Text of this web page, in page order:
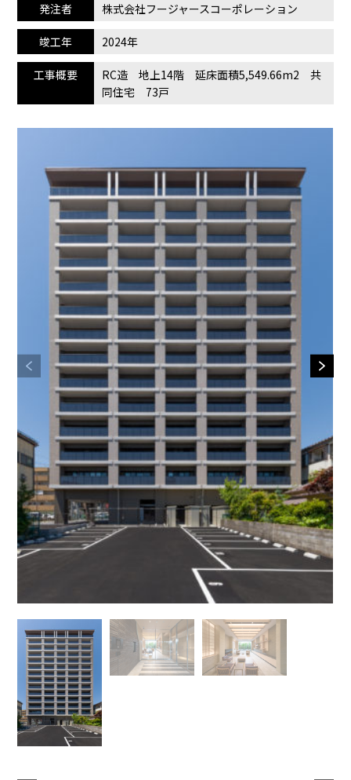
発注者 株式会社フージャースコーポレーション
竣工年 2024年
工事概要
RC造 地上14階 延床面積5,549.66m2 共
同住宅 73戸